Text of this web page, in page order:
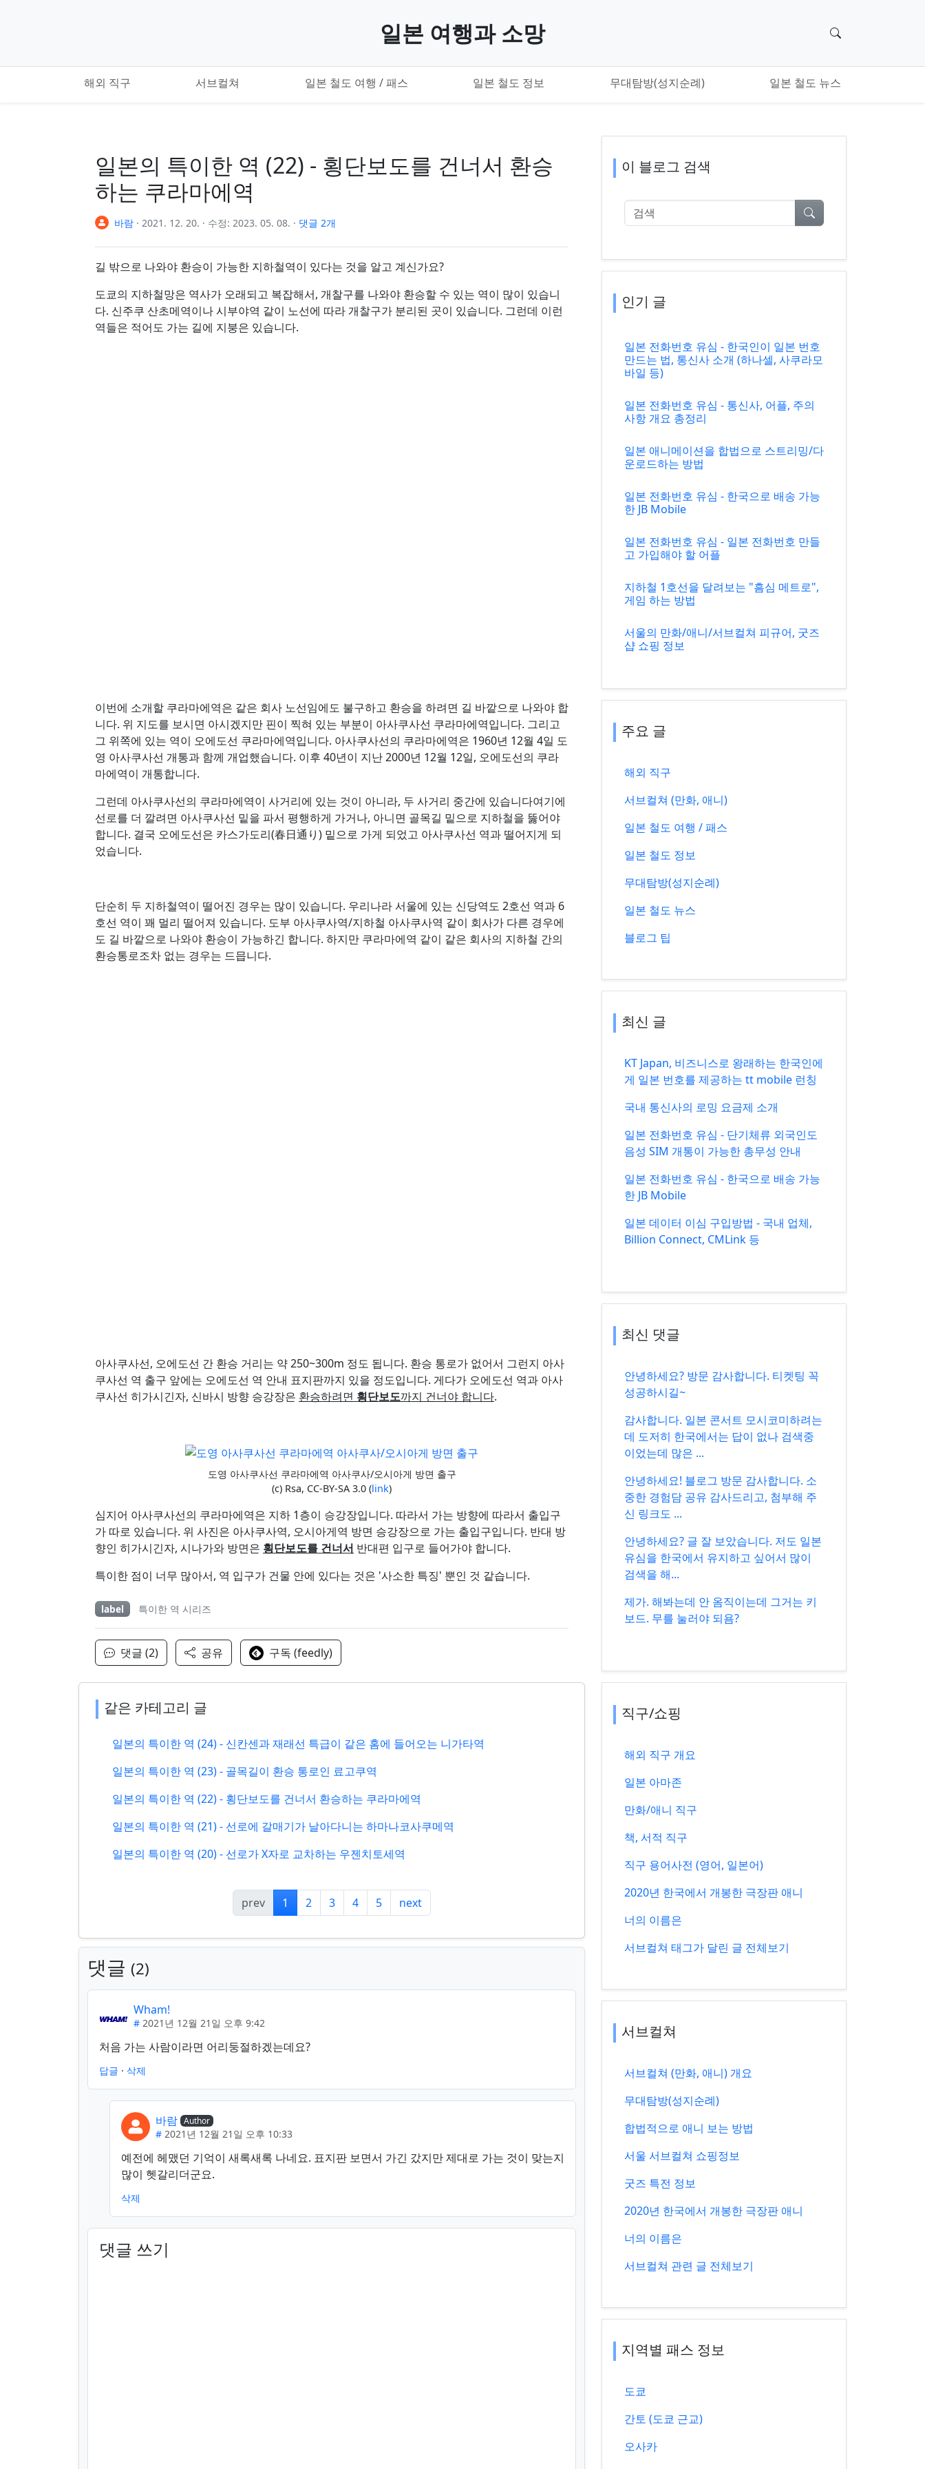
일본 여행과 소망
해외 직구 서브컬쳐 일본 철도 여행 / 패스 일본 철도 정보 무대탐방(성지순례) 일본 철도 뉴스
일본의 특이한 역 (22) - 횡단보도를 건너서 환승
하는 쿠라마에역
바람 · 2021. 12. 20. · 수정: 2023. 05. 08. · 댓글 2개
길 밖으로 나와야 환승이 가능한 지하철역이 있다는 것을 알고 계신가요?
도쿄의 지하철망은 역사가 오래되고 복잡해서, 개찰구를 나와야 환승할 수 있는 역이 많이 있습니
다. 신주쿠 산초메역이나 시부야역 같이 노선에 따라 개찰구가 분리된 곳이 있습니다. 그런데 이런
역들은 적어도 가는 길에 지붕은 있습니다.
이번에 소개할 쿠라마에역은 같은 회사 노선임에도 불구하고 환승을 하려면 길 바깥으로 나와야 합
니다. 위 지도를 보시면 아시겠지만 핀이 찍혀 있는 부분이 아사쿠사선 쿠라마에역입니다. 그리고
그 위쪽에 있는 역이 오에도선 쿠라마에역입니다. 아사쿠사선의 쿠라마에역은 1960년 12월 4일 도
영 아사쿠사선 개통과 함께 개업했습니다. 이후 40년이 지난 2000년 12월 12일, 오에도선의 쿠라
마에역이 개통합니다.
그런데 아사쿠사선의 쿠라마에역이 사거리에 있는 것이 아니라, 두 사거리 중간에 있습니다여기에
선로를 더 깔려면 아사쿠사선 밑을 파서 평행하게 가거나, 아니면 골목길 밑으로 지하철을 뚫어야
합니다. 결국 오에도선은 카스가도리(春日通り) 밑으로 가게 되었고 아사쿠사선 역과 떨어지게 되
었습니다.
단순히 두 지하철역이 떨어진 경우는 많이 있습니다. 우리나라 서울에 있는 신당역도 2호선 역과 6
호선 역이 꽤 멀리 떨어져 있습니다. 도부 아사쿠사역/지하철 아사쿠사역 같이 회사가 다른 경우에
도 길 바깥으로 나와야 환승이 가능하긴 합니다. 하지만 쿠라마에역 같이 같은 회사의 지하철 간의
환승통로조차 없는 경우는 드믑니다.
아사쿠사선, 오에도선 간 환승 거리는 약 250~300m 정도 됩니다. 환승 통로가 없어서 그런지 아사
쿠사선 역 출구 앞에는 오에도선 역 안내 표지판까지 있을 정도입니다. 게다가 오에도선 역과 아사
쿠사선 히가시긴자, 신바시 방향 승강장은 환승하려면 횡단보도까지 건너야 합니다.
도영 아사쿠사선 쿠라마에역 아사쿠사/오시아게 방면 출구
(c) Rsa, CC-BY-SA 3.0 (link)
심지어 아사쿠사선의 쿠라마에역은 지하 1층이 승강장입니다. 따라서 가는 방향에 따라서 출입구
가 따로 있습니다. 위 사진은 아사쿠사역, 오시아게역 방면 승강장으로 가는 출입구입니다. 반대 방
향인 히가시긴자, 시나가와 방면은 횡단보도를 건너서 반대편 입구로 들어가야 합니다.
특이한 점이 너무 많아서, 역 입구가 건물 안에 있다는 것은 '사소한 특징' 뿐인 것 같습니다.
label 특이한 역 시리즈
댓글 (2) 공유 구독 (feedly)
같은 카테고리 글
일본의 특이한 역 (24) - 신칸센과 재래선 특급이 같은 홈에 들어오는 니가타역
일본의 특이한 역 (23) - 골목길이 환승 통로인 료고쿠역
일본의 특이한 역 (22) - 횡단보도를 건너서 환승하는 쿠라마에역
일본의 특이한 역 (21) - 선로에 갈매기가 날아다니는 하마나코사쿠메역
일본의 특이한 역 (20) - 선로가 X자로 교차하는 우젠치토세역
prev 1 2 3 4 5 next
댓글 2
Wham!
# 2021년 12월 21일 오후 9:42
처음 가는 사람이라면 어리둥절하겠는데요?
답글 · 삭제
바람 Author
# 2021년 12월 21일 오후 10:33
예전에 헤맸던 기억이 새록새록 나네요. 표지판 보면서 가긴 갔지만 제대로 가는 것이 맞는지
많이 헷갈리더군요.
삭제
댓글 쓰기
이 블로그 검색
검색
인기 글
일본 전화번호 유심 - 한국인이 일본 번호
만드는 법, 통신사 소개 (하나셀, 사쿠라모
바일 등)
일본 전화번호 유심 - 통신사, 어플, 주의
사항 개요 총정리
일본 애니메이션을 합법으로 스트리밍/다
운로드하는 방법
일본 전화번호 유심 - 한국으로 배송 가능
한 JB Mobile
일본 전화번호 유심 - 일본 전화번호 만들
고 가입해야 할 어플
지하철 1호선을 달려보는 "흠심 메트로",
게임 하는 방법
서울의 만화/애니/서브컬쳐 피규어, 굿즈
샵 쇼핑 정보
주요 글
해외 직구
서브컬쳐 (만화, 애니)
일본 철도 여행 / 패스
일본 철도 정보
무대탐방(성지순례)
일본 철도 뉴스
블로그 팁
최신 글
KT Japan, 비즈니스로 왕래하는 한국인에
게 일본 번호를 제공하는 tt mobile 런칭
국내 통신사의 로밍 요금제 소개
일본 전화번호 유심 - 단기체류 외국인도
음성 SIM 개통이 가능한 총무성 안내
일본 전화번호 유심 - 한국으로 배송 가능
한 JB Mobile
일본 데이터 이심 구입방법 - 국내 업체,
Billion Connect, CMLink 등
최신 댓글
안녕하세요? 방문 감사합니다. 티켓팅 꼭
성공하시길~
감사합니다. 일본 콘서트 모시코미하려는
데 도저히 한국에서는 답이 없나 검색중
이었는데 많은 ...
안녕하세요! 블로그 방문 감사합니다. 소
중한 경험담 공유 감사드리고, 첨부해 주
신 링크도 ...
안녕하세요? 글 잘 보았습니다. 저도 일본
유심을 한국에서 유지하고 싶어서 많이
검색을 해...
제가. 해봐는데 안 옴직이는데 그거는 키
보드. 무를 눌러야 되욤?
직구/쇼핑
해외 직구 개요
일본 아마존
만화/애니 직구
책, 서적 직구
직구 용어사전 (영어, 일본어)
2020년 한국에서 개봉한 극장판 애니
너의 이름은
서브컬쳐 태그가 달린 글 전체보기
서브컬쳐
서브컬쳐 (만화, 애니) 개요
무대탐방(성지순례)
합법적으로 애니 보는 방법
서울 서브컬쳐 쇼핑정보
굿즈 특전 정보
2020년 한국에서 개봉한 극장판 애니
너의 이름은
서브컬쳐 관련 글 전체보기
지역별 패스 정보
도쿄
간토 (도쿄 근교)
오사카